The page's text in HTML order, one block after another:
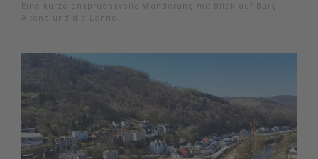
Eine kurze anspruchsvolle Wanderung mit Blick auf Burg
Altena und die Lenne.